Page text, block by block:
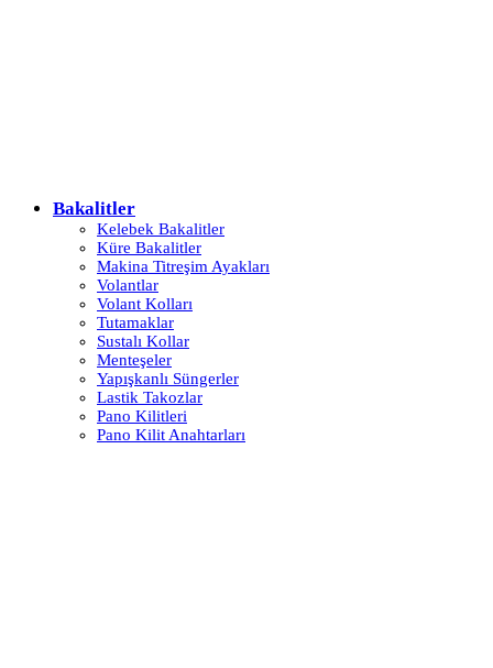
Bakalitler
Kelebek Bakalitler
Küre Bakalitler
Makina Titreşim Ayakları
Volantlar
Volant Kolları
Tutamaklar
Sustalı Kollar
Menteşeler
Yapışkanlı Süngerler
Lastik Takozlar
Pano Kilitleri
Pano Kilit Anahtarları